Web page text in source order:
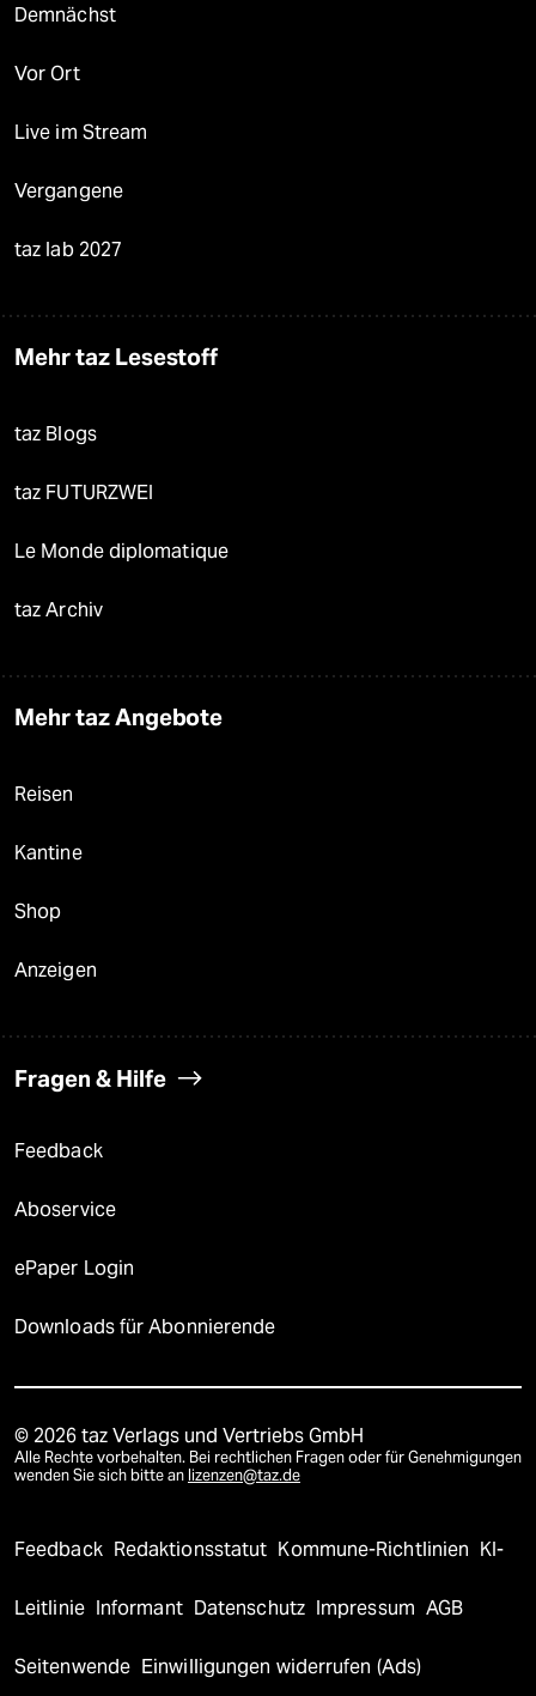
Demnächst
Vor Ort
Live im Stream
Vergangene
taz lab 2027
Mehr taz Lesestoff
taz Blogs
taz FUTURZWEI
Le Monde diplomatique
taz Archiv
Mehr taz Angebote
Reisen
Kantine
Shop
Anzeigen
Fragen & Hilfe
Feedback
Aboservice
ePaper Login
Downloads für Abonnierende
© 2026 taz Verlags und Vertriebs GmbH
Alle Rechte vorbehalten. Bei rechtlichen Fragen oder für Genehmigungen
wenden Sie sich bitte an lizenzen@taz.de
Feedback Redaktionsstatut Kommune-Richtlinien KI-
Leitlinie Informant Datenschutz Impressum AGB
Seitenwende Einwilligungen widerrufen (Ads)